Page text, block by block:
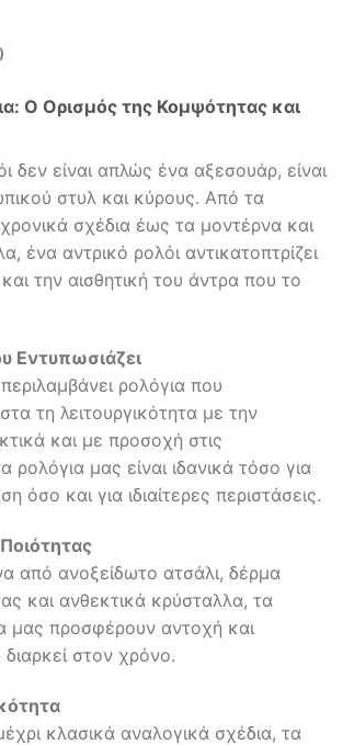
Ο Ορισμός της Κομψότητας και
δεν είναι απλώς ένα αξεσουάρ, είναι
στυλ και κύρους. Από τα
σχέδια έως τα μοντέρνα και
ένα αντρικό ρολόι αντικατοπτρίζει
την αισθητική του άντρα που το
Εντυπωσιάζει
ρολόγια που
τη λειτουργικότητα με την
και με προσοχή στις
ρολόγια μας είναι ιδανικά τόσο για
όσο και για ιδιαίτερες περιστάσεις.
από ανοξείδωτο ατσάλι, δέρμα
και ανθεκτικά κρύσταλλα, τα
μας προσφέρουν αντοχή και
στον χρόνο.
κλασικά αναλογικά σχέδια, τα